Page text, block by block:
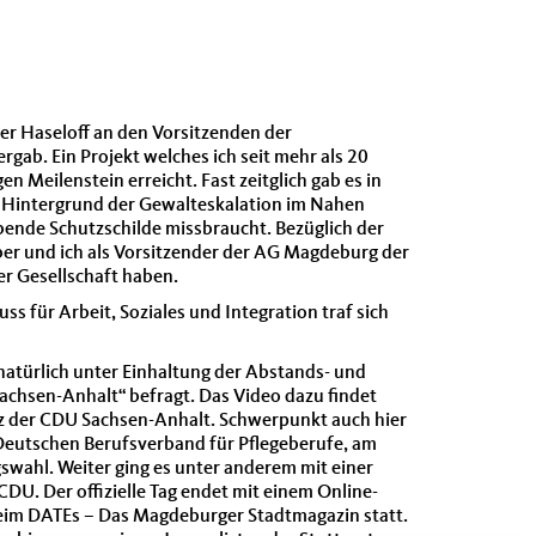
Haseloff an den Vorsitzenden der
Ein Projekt welches ich seit mehr als 20
Meilenstein erreicht. Fast zeitglich gab es in
Hintergrund der Gewalteskalation im Nahen
Schutzschilde missbraucht. Bezüglich der
und ich als Vorsitzender der AG Magdeburg der
Gesellschaft haben.
für Arbeit, Soziales und Integration traf sich
unter Einhaltung der Abstands- und
Anhalt“ befragt. Das Video dazu findet
CDU Sachsen-Anhalt. Schwerpunkt auch hier
Berufsverband für Pflegeberufe, am
Weiter ging es unter anderem mit einer
Der offizielle Tag endet mit einem Online-
DATEs – Das Magdeburger Stadtmagazin statt.